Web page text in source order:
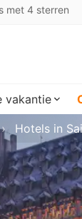
met 4 sterren
vakantie
Hotels in